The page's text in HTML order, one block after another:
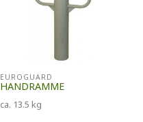
EUROGUARD
HANDRAMME
ca. 13.5 kg